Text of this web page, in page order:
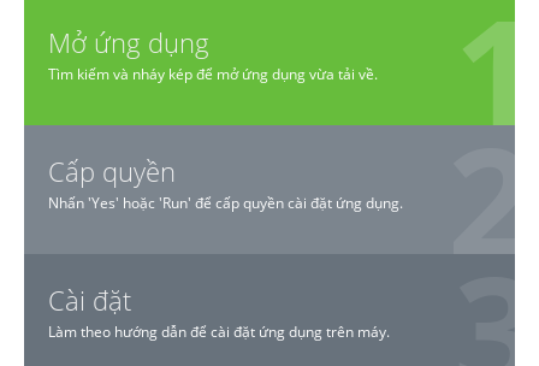
Mở ứng dụng
Tìm kiếm và nháy kép để mở ứng dụng vừa tải về.
Cấp quyền
Nhấn 'Yes' hoặc 'Run' để cấp quyền cài đặt ứng dụng.
Cài đặt
Làm theo hướng dẫn để cài đặt ứng dụng trên máy.